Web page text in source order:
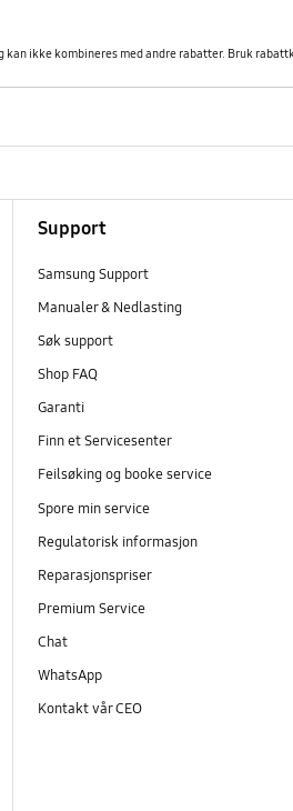
ikke kombineres med andre rabatter. Bruk
Support
Samsung Support
Manualer & Nedlasting
Søk support
Shop FAQ
Garanti
Finn et Servicesenter
Feilsøking og booke service
Spore min service
Regulatorisk informasjon
Reparasjonspriser
Premium Service
Chat
WhatsApp
Kontakt vår CEO